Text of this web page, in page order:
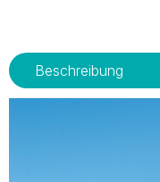
Beschreibung